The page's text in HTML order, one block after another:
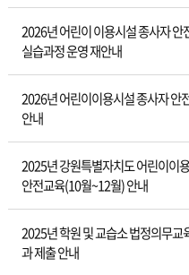
2026년 어린이 이용시설 종사자 안
실습과정 운영 재안내
2026년 어린이이용시설 종사자 안
안내
2025년 강원특별자치도 어린이이
안전교육(10월~12월) 안내
2025년 학원 및 교습소 법정의무교
과 제출 안내